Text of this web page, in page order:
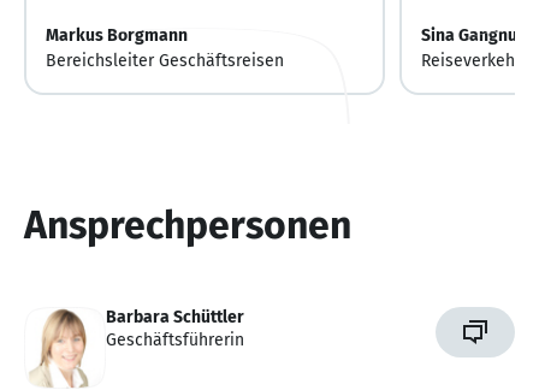
Markus Borgmann
Bereichsleiter Geschäftsreisen
Sina Gangnus
Ansprechpersonen
Barbara Schüttler
Geschäftsführerin